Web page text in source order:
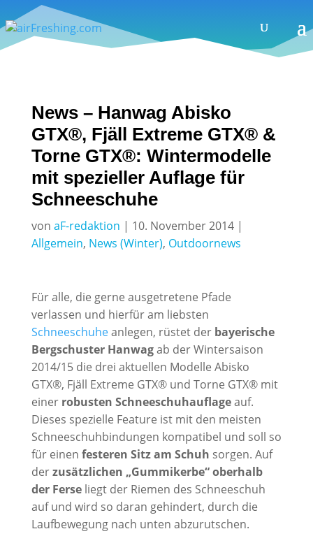
News – Hanwag Abisko
GTX®, Fjäll Extreme GTX® &
Torne GTX®: Wintermodelle
mit spezieller Auflage für
Schneeschuhe
von aF-redaktion | 10. November 2014|
Allgemein, News (Winter), Outdoornews
Für alle, die gerne ausgetretene Pfade
verlassen und hierfür am liebsten
Schneeschuheanlegen, rüstet der bayerische
Bergschuster Hanwagab der Wintersaison
2014/15 die drei aktuellen Modelle Abisko
GTX®, Fjäll Extreme GTX® und Torne GTX® mit
einer robusten Schneeschuhauflageauf.
Dieses spezielle Feature ist mit den meisten
Schneeschuhbindungen kompatibel und soll so
für einen festeren Sitz am Schuh sorgen. Auf
derzusätzlichen „Gummikerbe“oberhalb
der Ferseliegt der Riemen des Schneeschuh
auf und wird so daran gehindert, durch die
Laufbewegung nach unten abzurutschen.